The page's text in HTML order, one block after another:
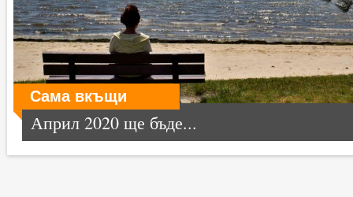
Сама вкъщи
Април 2020 ще бъде...